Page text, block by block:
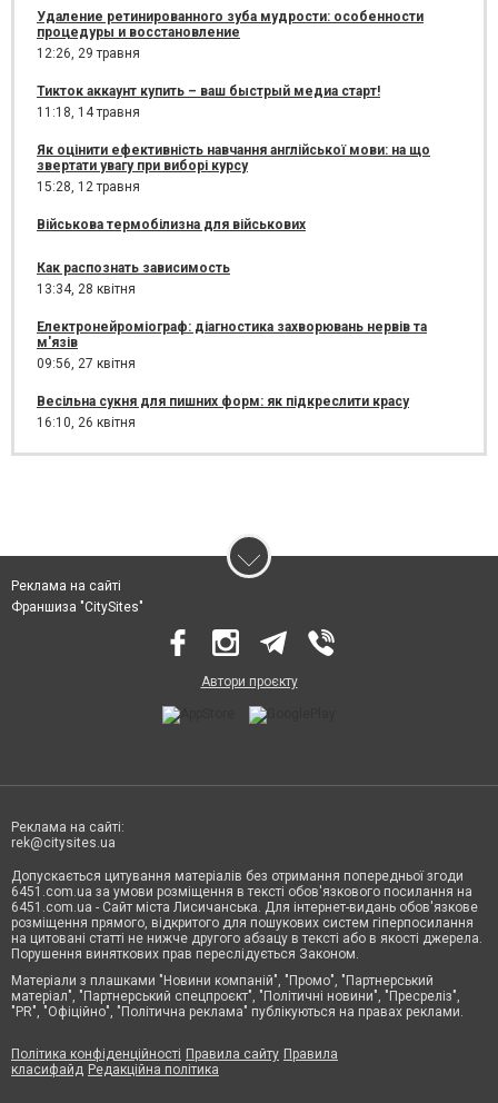
Удаление ретинированного зуба мудрости: особенности
процедуры и восстановление
12:26, 29 травня
Тикток аккаунт купить – ваш быстрый медиа старт!
11:18, 14 травня
Як оцінити ефективність навчання англійської мови: на що
звертати увагу при виборі курсу
15:28, 12 травня
Військова термобілизна для військових
Как распознать зависимость
13:34, 28 квітня
Електронейроміограф: діагностика захворювань нервів та
м'язів
09:56, 27 квітня
Весільна сукня для пишних форм: як підкреслити красу
16:10, 26 квітня
Реклама на сайті
Франшиза "CitySites"
Автори проєкту
Реклама на сайті:
rek@citysites.ua
Допускається цитування матеріалів без отримання попередньої згоди
6451.com.ua за умови розміщення в тексті обов'язкового посилання на
6451.com.ua - Сайт міста Лисичанська. Для інтернет-видань обов'язкове
розміщення прямого, відкритого для пошукових систем гіперпосилання
на цитовані статті не нижче другого абзацу в тексті або в якості джерела.
Порушення виняткових прав переслідується Законом.
Матеріали з плашками "Новини компаній", "Промо", "Партнерський
матеріал", "Партнерський спецпроєкт", "Політичні новини", "Пресреліз",
"PR", "Офіційно", "Політична реклама" публікуються на правах реклами.
Політика конфіденційності Правила сайту Правила
класифайд Редакційна політика